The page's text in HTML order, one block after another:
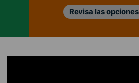
Revisa las opciones